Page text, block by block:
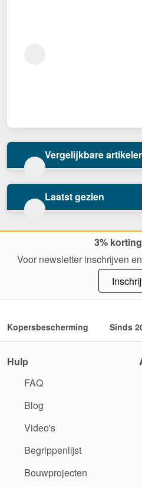
Vergelijkbare
Laatst gezien
3%
Voor newsletter inschrijven
Kopersbescherming Sinds
Hulp
FAQ
Blog
Video's
Begrippenlijst
Bouwprojecten